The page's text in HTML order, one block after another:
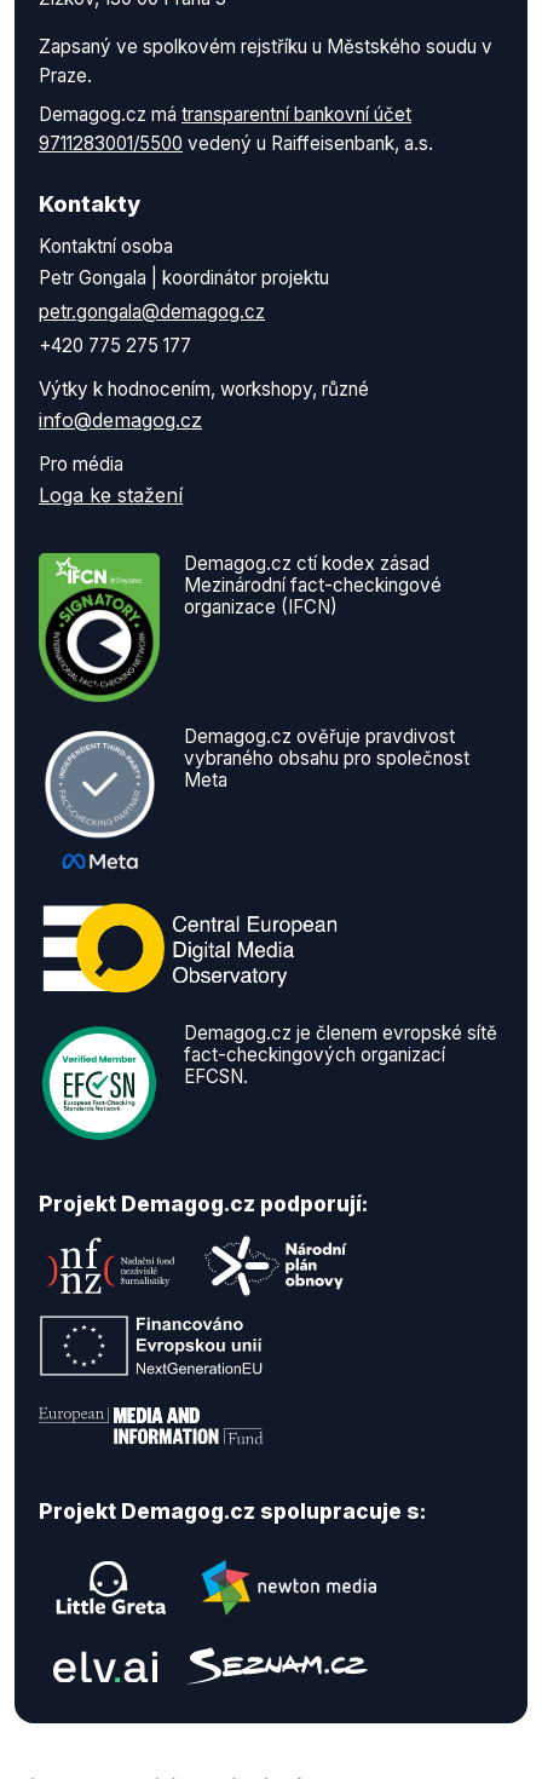
Zapsaný ve spolkovém rejstříku u Městského soudu v
Praze.
Demagog.cz má transparentní bankovní účet
9711283001/5500 vedený u Raiffeisenbank, a.s.
Kontakty
Kontaktní osoba
Petr Gongala | koordinátor projektu
petr.gongala@demagog.cz
+420 775 275 177
Výtky k hodnocením, workshopy, různé
info@demagog.cz
Pro média
Loga ke stažení
Demagog.cz ctí kodex zásad
Mezinárodní fact-checkingové
organizace (IFCN)
Demagog.cz ověřuje pravdivost
vybraného obsahu pro společnost
Meta
Demagog.cz je členem evropské sítě
fact-checkingových organizací
EFCSN.
Projekt Demagog.cz podporují:
Projekt Demagog.cz spolupracuje s: